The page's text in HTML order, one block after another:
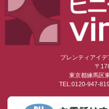
プレンティアイ
〒
東京都練馬区
TEL:0120-947-